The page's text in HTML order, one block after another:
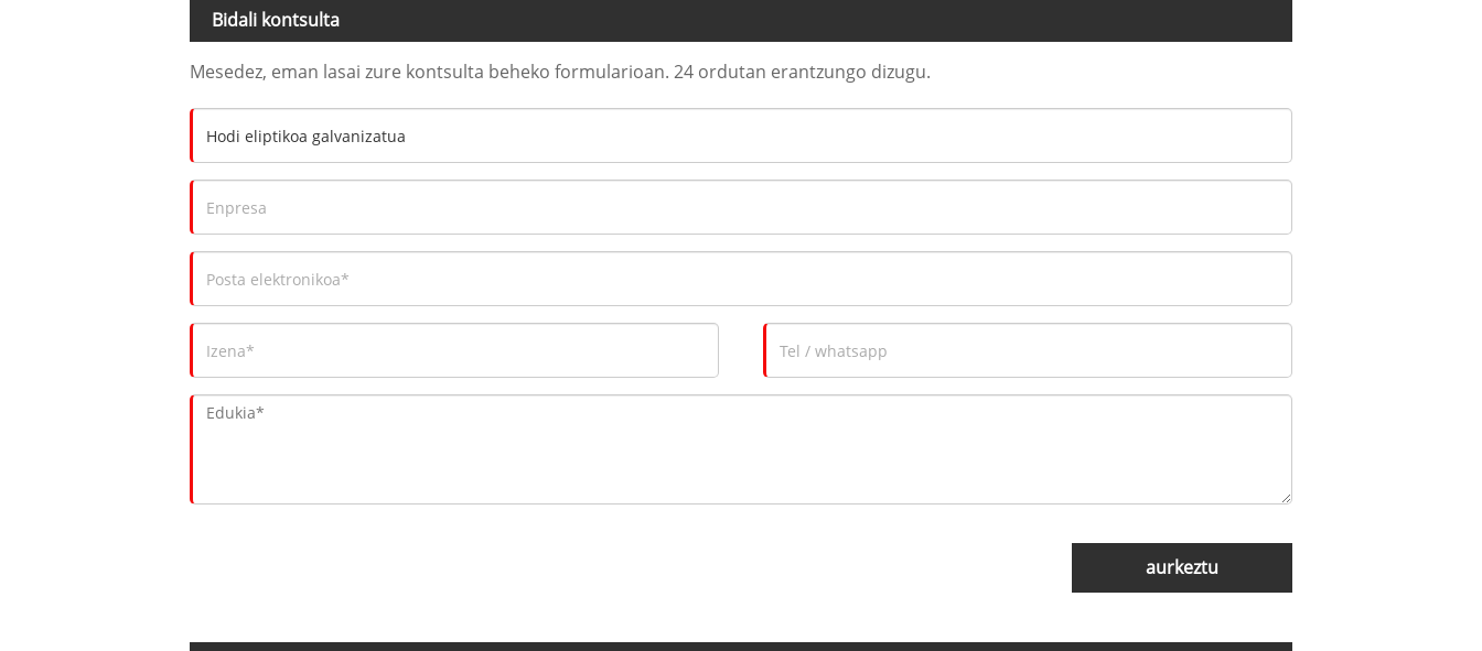
Bidali kontsulta
Mesedez, eman lasai zure kontsulta beheko formularioan. 24 ordutan erantzungo dizugu.
aurkeztu